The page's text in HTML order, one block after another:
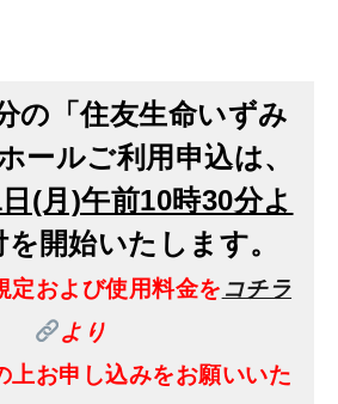
の「住友生命いずみ
ールご利用申込は、
(月)午前10時30分よ
開始いたします。
および使用料金を コチラ
より
お申し込みをお願いいた